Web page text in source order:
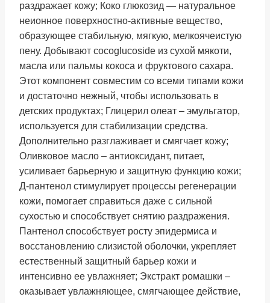
раздражает кожу; Коко глюкозид — натуральное
неионное поверхностно-активные вещество,
образующее стабильную, мягкую, мелкоячеистую
пену. Добывают cocoglucoside из сухой мякоти,
масла или пальмы кокоса и фруктового сахара.
Этот компонент совместим со всеми типами кожи
и достаточно нежный, чтобы использовать в
детских продуктах; Глицерил олеат – эмульгатор,
используется для стабилизации средства.
Дополнительно разглаживает и смягчает кожу;
Оливковое масло – антиоксидант, питает,
усиливает барьерную и защитную функцию кожи;
Д-пантенол стимулирует процессы регенерации
кожи, помогает справиться даже с сильной
сухостью и способствует снятию раздражения.
Пантенол способствует росту эпидермиса и
восстановлению слизистой оболочки, укрепляет
естественный защитный барьер кожи и
интенсивно ее увлажняет; Экстракт ромашки –
оказывает увлажняющее, смягчающее действие,